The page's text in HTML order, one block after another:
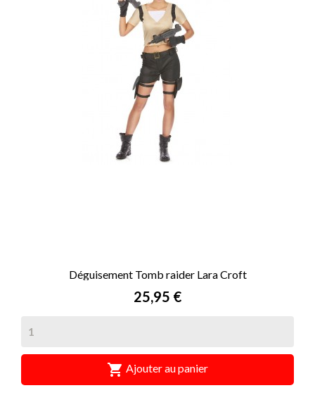
Déguisement Tomb raider Lara Croft
Prix
25,95 €
 Ajouter au panier